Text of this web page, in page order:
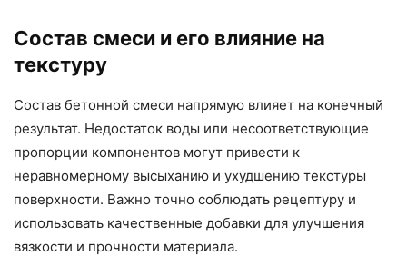
Состав смеси и его влияние на
текстуру
Состав бетонной смеси напрямую влияет на конечный
результат. Недостаток воды или несоответствующие
пропорции компонентов могут привести к
неравномерному высыханию и ухудшению текстуры
поверхности. Важно точно соблюдать рецептуру и
использовать качественные добавки для улучшения
вязкости и прочности материала.